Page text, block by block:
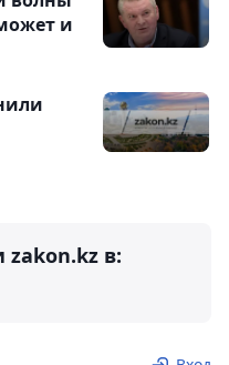
и
zakon.kz в: